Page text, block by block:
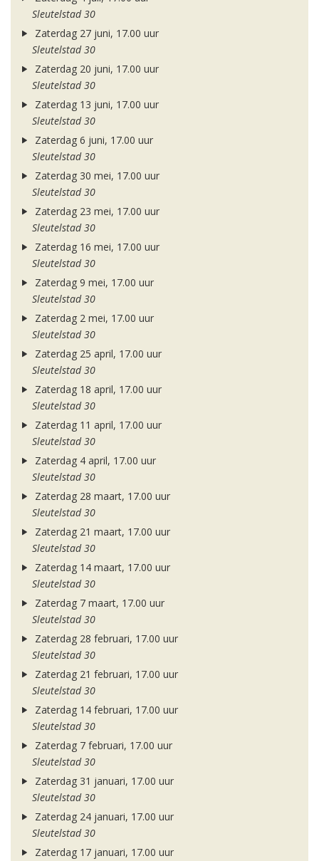
Sleutelstad 30
Zaterdag 27 juni, 17.00 uur
Sleutelstad 30
Zaterdag 20 juni, 17.00 uur
Sleutelstad 30
Zaterdag 13 juni, 17.00 uur
Sleutelstad 30
Zaterdag 6 juni, 17.00 uur
Sleutelstad 30
Zaterdag 30 mei, 17.00 uur
Sleutelstad 30
Zaterdag 23 mei, 17.00 uur
Sleutelstad 30
Zaterdag 16 mei, 17.00 uur
Sleutelstad 30
Zaterdag 9 mei, 17.00 uur
Sleutelstad 30
Zaterdag 2 mei, 17.00 uur
Sleutelstad 30
Zaterdag 25 april, 17.00 uur
Sleutelstad 30
Zaterdag 18 april, 17.00 uur
Sleutelstad 30
Zaterdag 11 april, 17.00 uur
Sleutelstad 30
Zaterdag 4 april, 17.00 uur
Sleutelstad 30
Zaterdag 28 maart, 17.00 uur
Sleutelstad 30
Zaterdag 21 maart, 17.00 uur
Sleutelstad 30
Zaterdag 14 maart, 17.00 uur
Sleutelstad 30
Zaterdag 7 maart, 17.00 uur
Sleutelstad 30
Zaterdag 28 februari, 17.00 uur
Sleutelstad 30
Zaterdag 21 februari, 17.00 uur
Sleutelstad 30
Zaterdag 14 februari, 17.00 uur
Sleutelstad 30
Zaterdag 7 februari, 17.00 uur
Sleutelstad 30
Zaterdag 31 januari, 17.00 uur
Sleutelstad 30
Zaterdag 24 januari, 17.00 uur
Sleutelstad 30
Zaterdag 17 januari, 17.00 uur